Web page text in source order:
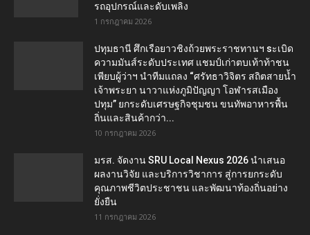
รถอุปกรณ์และดับเพลิง
1 กรกฎาคม 2026
ปทุมธานี ศึกเรือยาวชิงถ้วยพระราชทานฯ sะเบิด
ความมันส์ระดับประเทศ แชมป์เก่าตบเท้าท้าชน
เพียบผู้ว่าฯ นำทีมแถลง “ศรัทธาวิจิตร สถิตสายน้ำ
เจ้าพระยา นาวาแห่งภูมิปัญญา โอฬารสเมือง
ปทุม” ยกระดับเศรษฐกิจชุมชน ขนทัพอาหารพื้น
ถิ่นและสินค้ากว่า...
10 กรกฎาคม 2026
มรส. จัดงาน SRU Local Nexus 2026 นำเสนอ
ผลงานวิจัย และบริการวิชาการ สู่การยกระดับ
คุณภาพชีวิตประชาชน และพัฒนาท้องถิ่นอย่าง
ยั่งยืน
11 กรกฎาคม 2026